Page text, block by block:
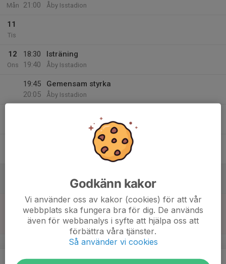
Mån
21:00
Åby Isstadion
11
Tis
12
Ons
18:30
19:40
Isträning
Åby Isstadion
19:45
20:05
Gemensam styrka
Åby Isstadion
16:00
17:30
Match mot Sandvikens AIK Dam
Elitserien Dam
Göransson Arena
v.8
Godkänn kakor
Vi använder oss av kakor (cookies) för att vår
webbplats ska fungera bra för dig. De används
även för webbanalys i syfte att hjälpa oss att
förbättra våra tjänster.
Så använder vi cookies